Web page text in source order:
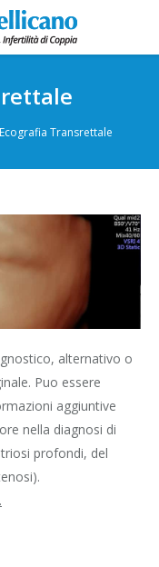
Ecografia Transrettale
alternativo o
Puo essere
aggiuntive
nella diagnosi di
profondi, del